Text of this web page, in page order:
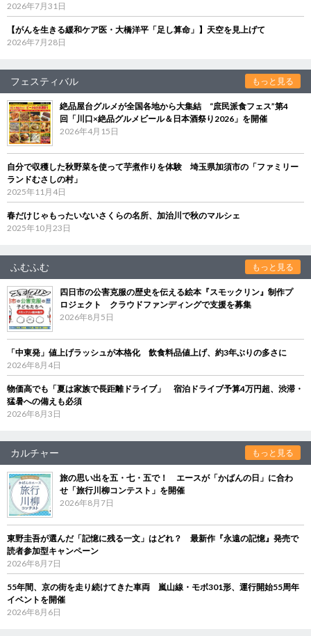
2026年7月31日
【がんを生きる緩和ケア医・大橋洋平「足し算命」】天空を見上げて
2026年7月28日
フェスティバル もっと見る
絶品屋台グルメが全国各地から大集結 “庶民派食フェス”第4
回「川口×絶品グルメビール＆日本酒祭り2026」を開催
2026年4月15日
自分で収穫した秋野菜を使って芋煮作りを体験 埼玉県加須市の「ファミリー
ランドむさしの村」
2025年11月4日
春だけじゃもったいないさくらの名所、加治川で秋のマルシェ
2025年10月23日
ふむふむ もっと見る
四日市の公害克服の歴史を伝える絵本『スモックリン』制作プ
ロジェクト クラウドファンディングで支援を募集
2026年8月5日
「中東発」値上げラッシュが本格化 飲食料品値上げ、約3年ぶりの多さに
2026年8月4日
物価高でも「夏は家族で長距離ドライブ」 宿泊ドライブ予算4万円超、渋滞・
猛暑への備えも必須
2026年8月3日
カルチャー もっと見る
旅の思い出を五・七・五で！ エースが「かばんの日」に合わ
せ「旅行川柳コンテスト」を開催
2026年8月7日
東野圭吾が選んだ「記憶に残る一文」はどれ？ 最新作『永遠の記憶』発売で
読者参加型キャンペーン
2026年8月7日
55年間、京の街を走り続けてきた車両 嵐山線・モボ301形、運行開始55周年
イベントを開催
2026年8月6日